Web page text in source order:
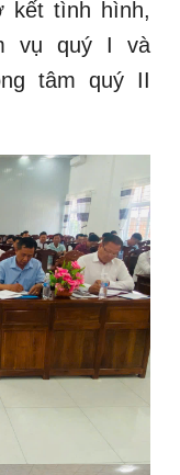
kết tình hình,
vụ quý I và
tâm quý II